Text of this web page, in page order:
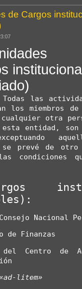
de Cargos
las
los miembros de
y cualquier otra
esta entidad,
se prevé de
condiciones
Nacional
de Finanzas
Centro de
litem»